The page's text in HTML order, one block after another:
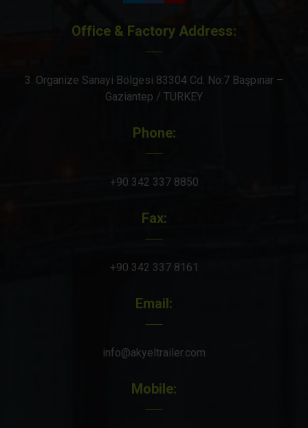
Office & Factory Address:
3. Organize Sanayi Bölgesi 83304 Cd. No:7 Başpınar –
Gaziantep / TURKEY
Phone:
+90 342 337 8850
Fax:
+90 342 337 8161
Email:
info@akyeltrailer.com
Mobile: